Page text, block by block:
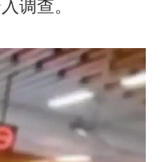
调查。